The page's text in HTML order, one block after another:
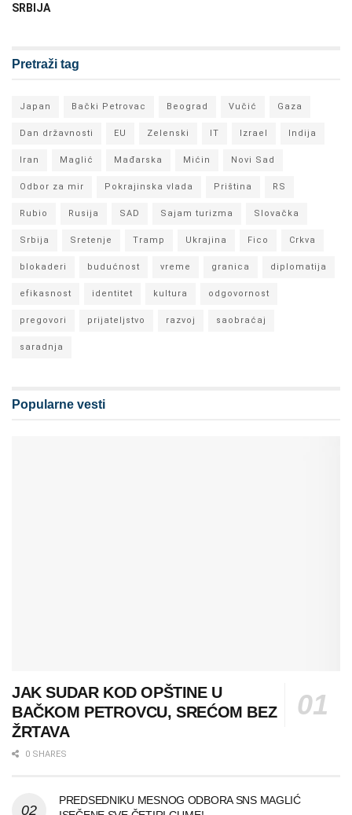
SRBIJA
Pretraži tag
Japan Bački Petrovac Beograd Vučić Gaza
Dan državnosti EU Zelenski IT Izrael Indija
Iran Maglić Mađarska Mićin Novi Sad
Odbor za mir Pokrajinska vlada Priština RS
Rubio Rusija SAD Sajam turizma Slovačka
Srbija Sretenje Tramp Ukrajina Fico Crkva
blokaderi budućnost vreme granica diplomatija
efikasnost identitet kultura odgovornost
pregovori prijateljstvo razvoj saobraćaj
saradnja
Popularne vesti
JAK SUDAR KOD OPŠTINE U
BAČKOM PETROVCU, SREĆOM BEZ
ŽRTAVA
0 SHARES
PREDSEDNIKU MESNOG ODBORA SNS MAGLIĆ